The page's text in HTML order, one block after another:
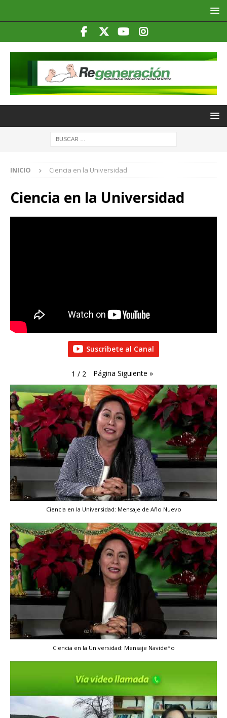
INICIO Ciencia en la Universidad
Ciencia en la Universidad
Suscribete al Canal
1 / 2 Página Siguiente »
Ciencia en la Universidad: Mensaje de Año Nuevo
Ciencia en la Universidad: Mensaje Navideño